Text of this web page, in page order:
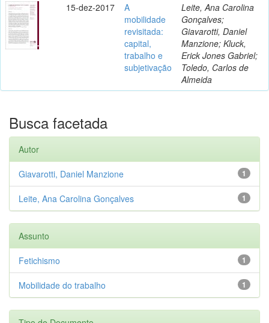
15-dez-2017
A
mobilidade
revisitada:
capital,
trabalho e
subjetivação
Leite, Ana Carolina
Gonçalves;
Giavarotti, Daniel
Manzione; Kluck,
Erick Jones Gabriel;
Toledo, Carlos de
Almeida
Busca facetada
Autor
1
Giavarotti, Daniel Manzione
1
Leite, Ana Carolina Gonçalves
Assunto
1
Fetichismo
1
Mobilidade do trabalho